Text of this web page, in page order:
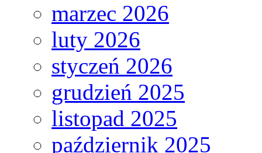
marzec 2026
luty 2026
styczeń 2026
grudzień 2025
listopad 2025
październik 2025